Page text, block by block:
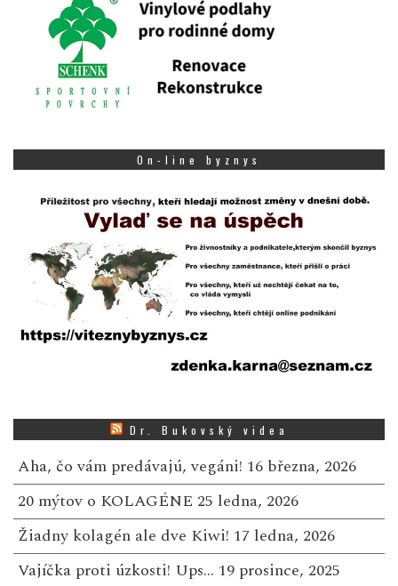
On-line byznys
Dr. Bukovský videa
Aha, čo vám predávajú, vegáni! 16 března, 2026
20 mýtov o KOLAGÉNE 25 ledna, 2026
Žiadny kolagén ale dve Kiwi! 17 ledna, 2026
Vajíčka proti úzkosti! Ups… 19 prosince, 2025